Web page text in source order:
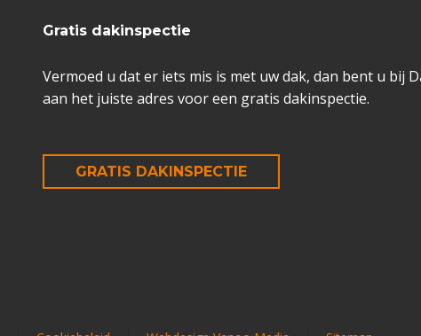
Gratis dakinspectie
Vermoed u dat er iets mis is met uw dak, dan bent u bij
aan het juiste adres voor een gratis dakinspectie.
GRATIS DAKINSPECTIE